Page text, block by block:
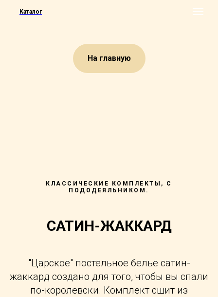
На главную
КЛАССИЧЕСКИЕ КОМПЛЕКТЫ, С
ПОДОДЕЯЛЬНИКОМ.
САТИН-ЖАККАРД
"Царское" постельное белье сатин-
жаккард создано для того, чтобы вы спали
по-королевски. Комплект сшит из
Каталог